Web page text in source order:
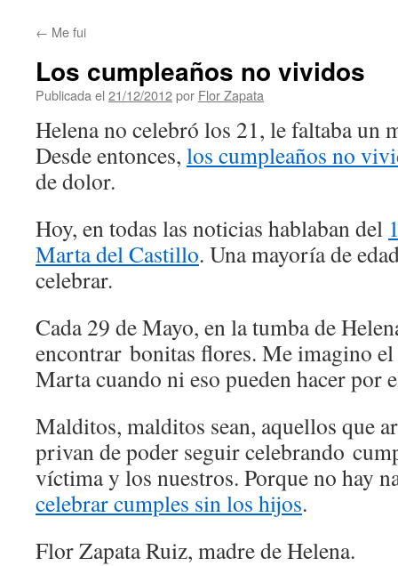
← Me fui
Los cumpleaños no vividos
Publicada el 21/12/2012por Flor Zapata
Helena no celebró los 21, le faltaba un
Desde entonces, los cumpleaños no
de dolor.
Hoy, en todas las noticias hablaban del
Marta del Castillo. Una mayoría de
celebrar.
Cada 29 de Mayo, en la tumba de
encontrar bonitas flores. Me imagino
Marta cuando ni eso pueden hacer por
Malditos, malditos sean, aquellos que
privan de poder seguir celebrando
víctima y los nuestros. Porque no hay
celebrar cumples sin los hijos.
Flor Zapata Ruiz, madre de Helena.